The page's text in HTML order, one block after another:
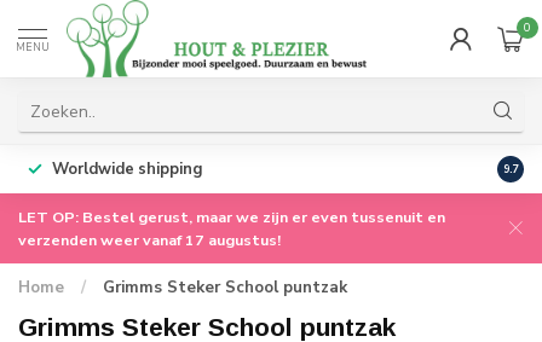
MENU
0
Worldwide shipping 9.7
LET OP: Bestel gerust, maar we zijn er even tussenuit en
verzenden weer vanaf 17 augustus!
Home / Grimms Steker School puntzak
Grimms Steker School puntzak